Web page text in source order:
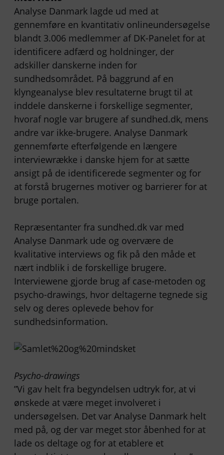
Analyse Danmark lagde ud med at
gennemføre en kvantitativ onlineundersøgelse
blandt 3.006 medlemmer af DK-Panelet for at
identificere adfærd og holdninger, der
adskiller danskerne inden for
sundhedsområdet. På baggrund af en
klyngeanalyse blev resultaterne brugt til at
inddele danskerne i forskellige segmenter,
hvoraf nogle var brugere af sundhed.dk, mens
andre var ikke-brugere. Analyse Danmark
gennemførte efterfølgende en længere
interviewrække i danske hjem for at sætte
ansigt på de identificerede segmenter og for
at forstå brugernes motiver og barrierer for at
bruge portalen.
Repræsentanter fra sundhed.dk var med
Analyse Danmark ude og overvære de
kvalitative interviews og fik på den måde et
nært indblik i de forskellige brugere.
Interviewene gjorde brug af case-metoden og
psycho-drawings, hvor deltagerne tegnede sig
selv og deres oplevede behov for
sundhedsinformation.
Psycho-drawings
”Vi gav helt fra begyndelsen udtryk for, at vi
ønskede at være meget involveret i
undersøgelsen. Det var Analyse Danmark helt
med på, og der var meget stor åbenhed for at
lade os deltage og for at etablere et